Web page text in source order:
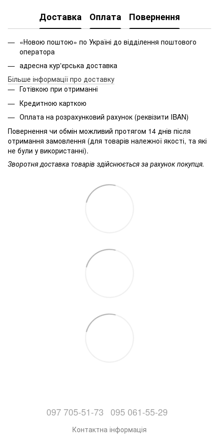
Доставка Оплата Повернення
«Новою поштою» по Україні до відділення поштового
оператора
адресна кур'єрська доставка
Більше інформації про доставку
Готівкою при отриманні
Кредитною карткою
Оплата на розрахунковий рахунок (реквізити IBAN)
Повернення чи обмін можливий протягом 14 днів після
отримання замовлення (для товарів належної якості, та які
не були у використанні).
Зворотня доставка товарів здійснюється за рахунок покупця.
097 705-51-73 095 061-55-29
Контактна інформація